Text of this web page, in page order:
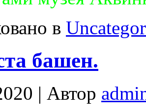
в
башен.
| Автор